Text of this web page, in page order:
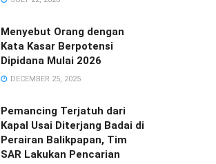
Menyebut Orang dengan
Kata Kasar Berpotensi
Dipidana Mulai 2026
DECEMBER 25, 2025
Pemancing Terjatuh dari
Kapal Usai Diterjang Badai di
Perairan Balikpapan, Tim
SAR Lakukan Pencarian